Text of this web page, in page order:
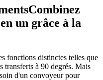
Combinez
un grâce à la
fonctions distinctes telles que
transferts à 90 degrés. Mais
d'un convoyeur pour